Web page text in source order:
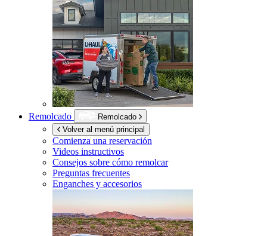
Remolcado
Remolcado
Volver al menú principal
Comienza una reservación
Videos instructivos
Consejos sobre cómo remolcar
Preguntas frecuentes
Enganches y accesorios